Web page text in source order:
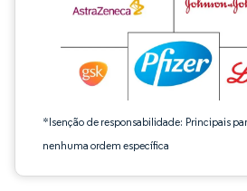
*Isenção de responsabilidade: Principais
nenhuma ordem específica